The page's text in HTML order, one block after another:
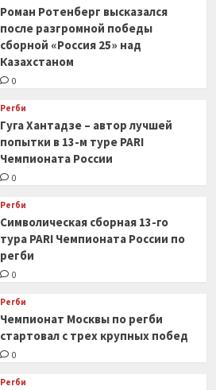
Роман Ротенберг высказался
после разгромной победы
сборной «Россия 25» над
Казахстаном
0
Регби
Гуга Хантадзе – автор лучшей
попытки в 13-м туре PARI
Чемпионата России
0
Регби
Символическая сборная 13-го
тура PARI Чемпионата России по
регби
0
Регби
Чемпионат Москвы по регби
стартовал с трех крупных побед
0
Регби